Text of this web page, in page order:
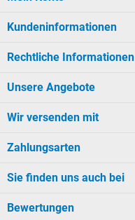
Kundeninformationen
Rechtliche Informationen
Unsere Angebote
Wir versenden mit
Zahlungsarten
Sie finden uns auch bei
Bewertungen